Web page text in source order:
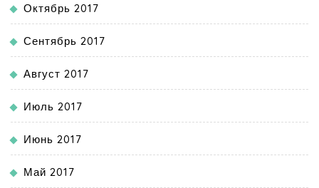
Октябрь 2017
Сентябрь 2017
Август 2017
Июль 2017
Июнь 2017
Май 2017